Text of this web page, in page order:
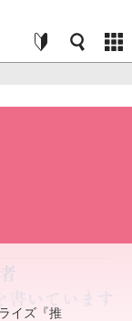
イズ『推